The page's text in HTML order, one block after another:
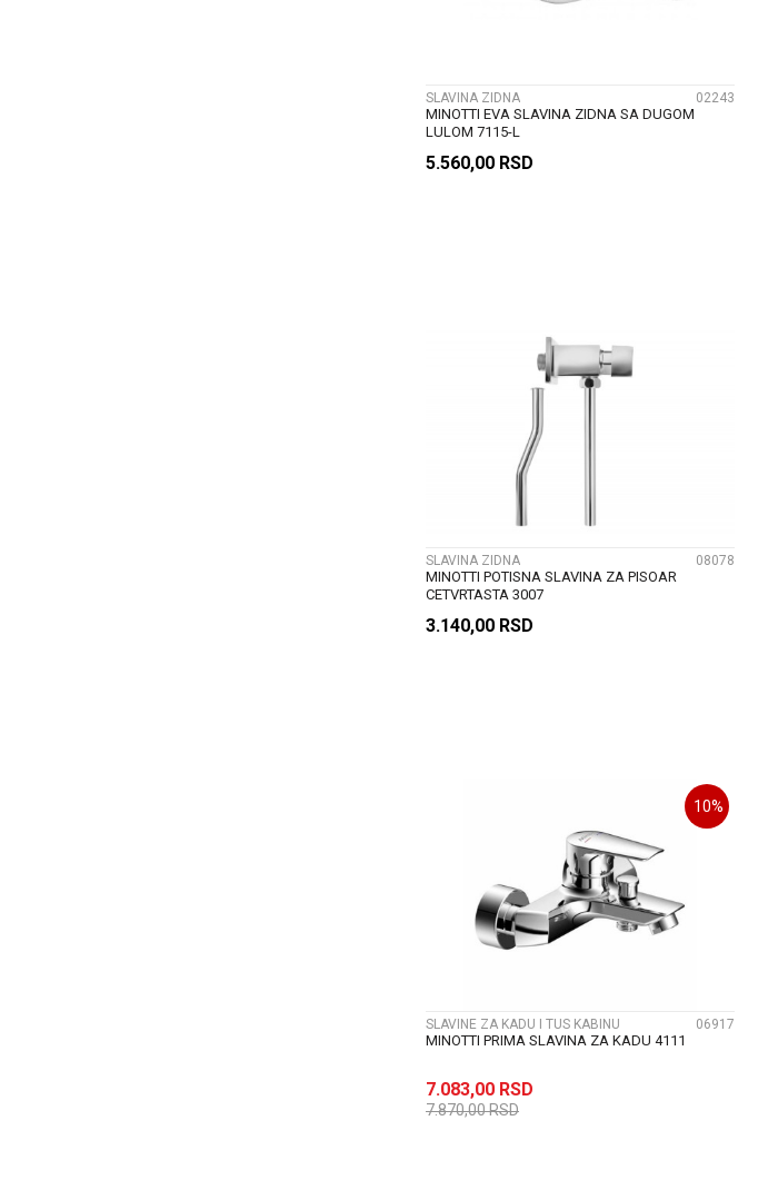
SLAVINA ZIDNA 02243
MINOTTI EVA SLAVINA ZIDNA SA DUGOM
LULOM 7115-L
5.560,00 RSD
SLAVINA ZIDNA 08078
MINOTTI POTISNA SLAVINA ZA PISOAR
CETVRTASTA 3007
3.140,00 RSD
UPOREDI
10%
SLAVINE ZA KADU I TUS KABINU 06917
MINOTTI PRIMA SLAVINA ZA KADU 4111
7.083,00 RSD
7.870,00RSD